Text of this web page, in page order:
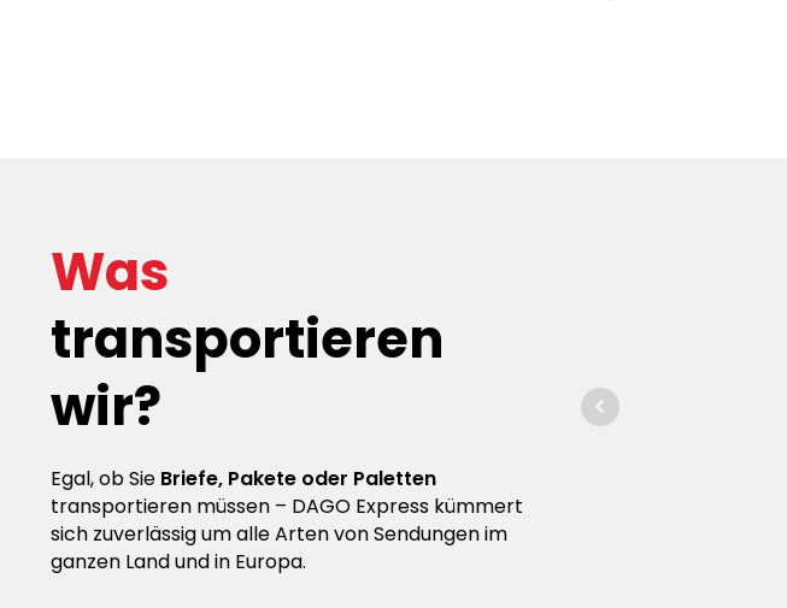
Was
transportieren
wir?
Egal, ob Sie Briefe, Pakete oder Paletten
transportieren müssen – DAGO Express kümmert
sich zuverlässig um alle Arten von Sendungen im
ganzen Land und in Europa.